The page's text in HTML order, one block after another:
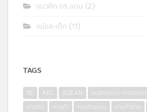
แนวคิด ดร.แดน (2)
แม่และเด็ก (11)
TAGS
8E AEC ASEAN economic relations
การคิด
การค้า การจ้างงาน การทำงาน